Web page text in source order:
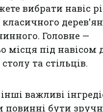
вибрати навіс
класичного
Головне —
місця під навісом
та стільців.
важливі
повинні бути